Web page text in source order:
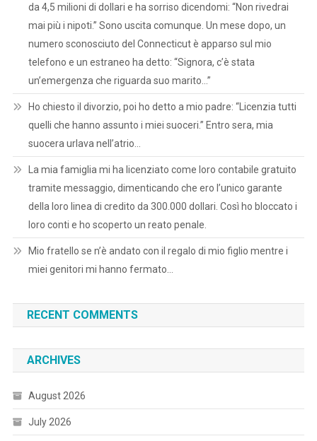
da 4,5 milioni di dollari e ha sorriso dicendomi: “Non rivedrai
mai più i nipoti.” Sono uscita comunque. Un mese dopo, un
numero sconosciuto del Connecticut è apparso sul mio
telefono e un estraneo ha detto: “Signora, c’è stata
un’emergenza che riguarda suo marito…”
Ho chiesto il divorzio, poi ho detto a mio padre: “Licenzia tutti
quelli che hanno assunto i miei suoceri.” Entro sera, mia
suocera urlava nell’atrio…
La mia famiglia mi ha licenziato come loro contabile gratuito
tramite messaggio, dimenticando che ero l’unico garante
della loro linea di credito da 300.000 dollari. Così ho bloccato i
loro conti e ho scoperto un reato penale.
Mio fratello se n’è andato con il regalo di mio figlio mentre i
miei genitori mi hanno fermato…
RECENT COMMENTS
ARCHIVES
August 2026
July 2026